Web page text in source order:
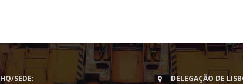
HQ/SEDE:
DELEGAÇÃO DE